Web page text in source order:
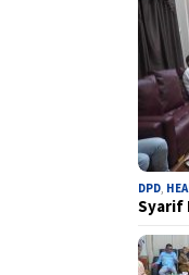
DPD,
Syarif